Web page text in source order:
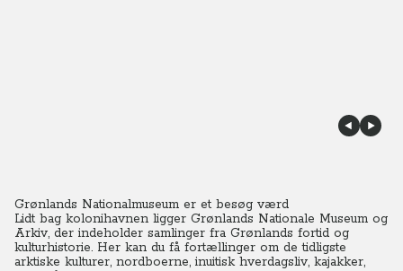
Grønlands Nationalmuseum er et besøg værd
Lidt bag kolonihavnen ligger Grønlands Nationale Museum og
Arkiv, der indeholder samlinger fra Grønlands fortid og
kulturhistorie. Her kan du få fortællinger om de tidligste
arktiske kulturer, nordboerne, inuitisk hverdagsliv, kajakker,